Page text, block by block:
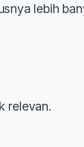
lebih
relevan.